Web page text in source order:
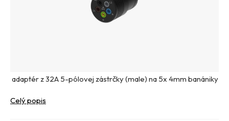
adaptér z 32A 5-pólovej zástrčky (male) na 5x 4mm banániky
Celý popis